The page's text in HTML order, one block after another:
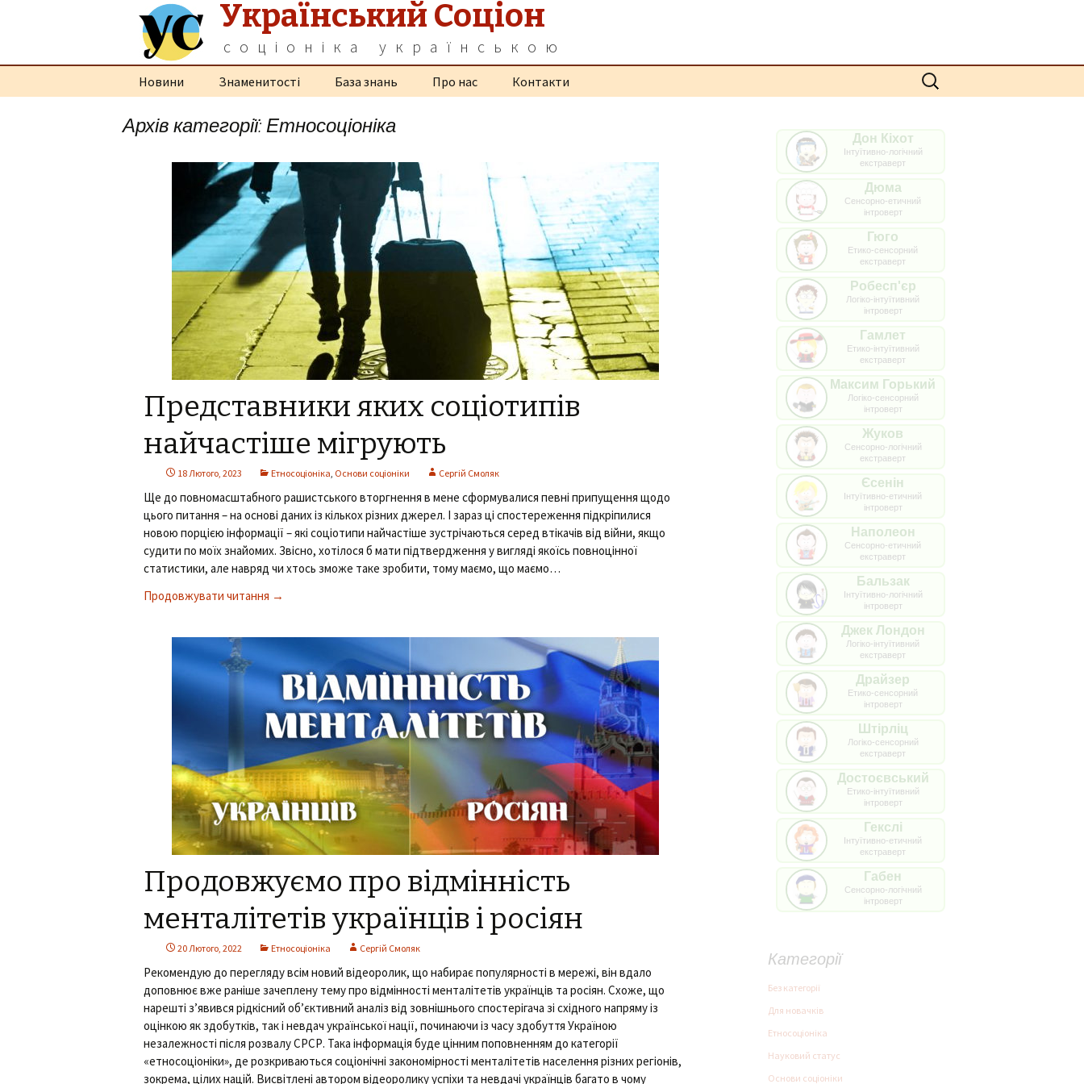
Український Соціон
соціоніка українською
Перейти
Новини Знаменитості База знань Про нас Контакти Пошук:
Архів категорії: Етносоціоніка
Представники яких соціотипів
найчастіше мігрують
18 Лютого, 2023 Етносоціоніка, Основи соціоніки Сергій Смоляк
Ще до повномасштабного рашистського вторгнення в мене сформувалися певні припущення щодо
цього питання – на основі даних із кількох різних джерел. І зараз ці спостереження підкріпилися
новою порцією інформації – які соціотипи найчастіше зустрічаються серед втікачів від війни, якщо
судити по моїх знайомих. Звісно, хотілося б мати підтвердження у вигляді якоїсь повноцінної
статистики, але навряд чи хтось зможе таке зробити, тому маємо, що маємо…
Продовжувати читання Представники яких соціотипів найчастіше мігрують
→
Продовжуємо про відмінність
менталітетів українців і росіян
20 Лютого, 2022 Етносоціоніка Сергій Смоляк
Рекомендую до перегляду всім новий відеоролик, що набирає популярності в мережі, він вдало
доповнює вже раніше зачеплену тему про відмінності менталітетів українців та росіян. Схоже, що
нарешті з’явився рідкісний об’єктивний аналіз від зовнішнього спостерігача зі східного напряму із
оцінкою як здобутків, так і невдач української нації, починаючи із часу здобуття Україною
незалежності після розвалу СРСР. Така інформація буде цінним поповненням до категорії
«етносоціоніки», де розкриваються соціонічні закономірності менталітетів населення різних регіонів,
зокрема, цілих націй. Висвітлені автором відеоролику успіхи та невдачі українців багато в чому
Дон Кіхот
Інтуїтивно-логічний
екстраверт
Дюма
Сенсорно-етичний
інтроверт
Гюго
Етико-сенсорний
екстраверт
Робесп'єр
Логіко-інтуїтивний
інтроверт
Гамлет
Етико-інтуїтивний
екстраверт
Максим Горький
Логіко-сенсорний
інтроверт
Жуков
Сенсорно-логічний
екстраверт
Єсенін
Інтуїтивно-етичний
інтроверт
Наполеон
Сенсорно-етичний
екстраверт
Бальзак
Інтуїтивно-логічний
інтроверт
Джек Лондон
Логіко-інтуїтивний
екстраверт
Драйзер
Етико-сенсорний
інтроверт
Штірліц
Логіко-сенсорний
екстраверт
Достоєвський
Етико-інтуїтивний
інтроверт
Гекслі
Інтуїтивно-етичний
екстраверт
Габен
Сенсорно-логічний
інтроверт
Категорії
Без категорії
Для новачків
Етносоціоніка
Науковий статус
Основи соціоніки